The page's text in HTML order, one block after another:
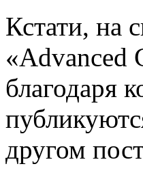
Кстати, на
«Advanced
благодаря
другом